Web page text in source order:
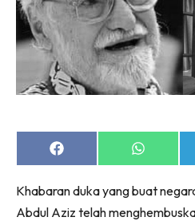
Share
on
Share
on
Khabaran duka yang buat
Abdul Aziz telah